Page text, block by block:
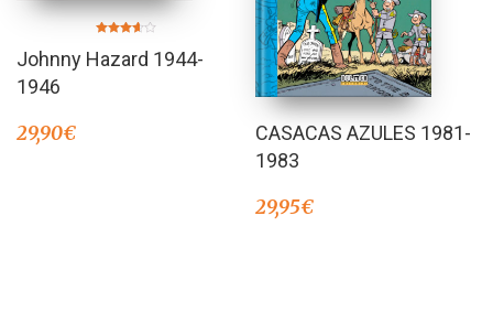
en
3.50
Johnny Hazard 1944-
1946
29,90€
CASACAS AZULES 1981-
1983
29,95€